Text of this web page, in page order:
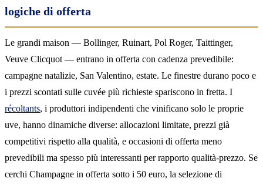
logiche di offerta
Le grandi maison — Bollinger, Ruinart, Pol Roger, Taittinger,
Veuve Clicquot — entrano in offerta con cadenza prevedibile:
campagne natalizie, San Valentino, estate. Le finestre durano poco e
i prezzi scontati sulle cuvée più richieste spariscono in fretta. I
récoltants, i produttori indipendenti che vinificano solo le proprie
uve, hanno dinamiche diverse: allocazioni limitate, prezzi già
competitivi rispetto alla qualità, e occasioni di offerta meno
prevedibili ma spesso più interessanti per rapporto qualità-prezzo. Se
cerchi Champagne in offerta sotto i 50 euro, la selezione di